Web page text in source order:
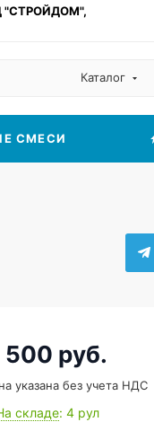
"СТРОЙДОМ",
Каталог
СМЕСИ
500 руб.
указана без учета НДС
складе: 4 рул